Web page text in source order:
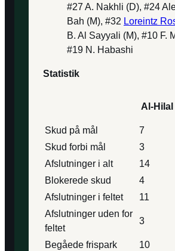
#27 A. Nakhli (D), #24
Bah (M), #32 Loreintz
B. Al Sayyali (M), #10 F.
#19 N. Habashi
Statistik
Al-Hilal
Skud på mål
7
Skud forbi mål
3
Afslutninger i alt
14
Blokerede skud
4
Afslutninger i feltet
11
Afslutninger uden for
feltet
3
Begåede frispark 10